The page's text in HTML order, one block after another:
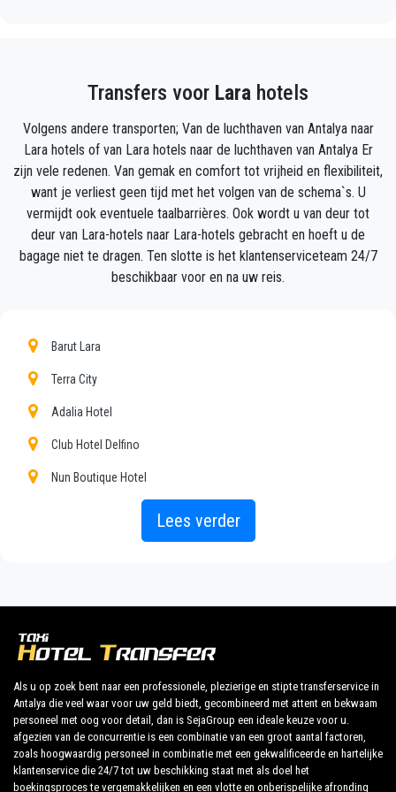
PrivateTransferAntalya-team zal uw vlucht volgen en
auto klaar voor vertrek en een helpende hand klaar
om u te helpen met uw bagage en brengt u naar uw
bestemming in Lara.
Uw ervaring met onze transferservice zal uitstekend
zijn, aangezien ons team trotse professionals zijn
die ervoor zullen zorgen dat u op tijd wordt
Wij bieden onze klanten een professionele en privé
chauffeurs en comfortabele auto's naar overal in
Lara.
PrivateTransferAntalya is niet alleen een normaal
bedrijf, wij zijn het mooie alternatief voor het
openbaar vervoer van of naar Lara.
Boek nu uw privétransfer in Antalya en reis naar uw
hotel in Lara!
De uitgebreide ervaring van ons bedrijf garandeert al
onze klanten de zekerheid van een professionele
service voor iedereen, dankzij onze vaste prijzen en
economische voorwaarden. Onze klanten zijn onze
Transfers voor Lara hotels
Volgens andere transporten; Van de luchthaven van Antalya naar
Lara hotels of van Lara hotels naar de luchthaven van Antalya Er
zijn vele redenen. Van gemak en comfort tot vrijheid en flexibiliteit,
want je verliest geen tijd met het volgen van de schema`s. U
vermijdt ook eventuele taalbarrières. Ook wordt u van deur tot
deur van Lara-hotels naar Lara-hotels gebracht en hoeft u de
bagage niet te dragen. Ten slotte is het klantenserviceteam 24/7
beschikbaar voor en na uw reis.
Barut Lara
Terra City
Adalia Hotel
Club Hotel Delfino
Nun Boutique Hotel
Aska Lara Resort Spa
Atgv Kundu Tatil Koyu
Grand Park Lara
Ic Hotels Green Palace
Ic Hotels Residence
Lees verder
Als u op zoek bent naar een professionele, plezierige en stipte transferservice in
Antalya die veel waar voor uw geld biedt, gecombineerd met attent en bekwaam
personeel met oog voor detail, dan is SejaGroup een ideale keuze voor u.
afgezien van de concurrentie is een combinatie van een groot aantal factoren,
zoals hoogwaardig personeel in combinatie met een gekwalificeerde en hartelijke
klantenservice die 24/7 tot uw beschikking staat met als doel het
boekingsproces te vergemakkelijken en een vlotte en onberispelijke afronding